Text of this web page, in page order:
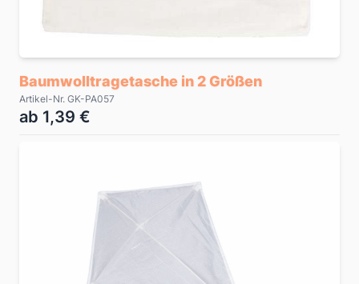
Baumwolltragetasche in 2 Größen
Artikel-Nr. GK-PA057
ab 1,39 €